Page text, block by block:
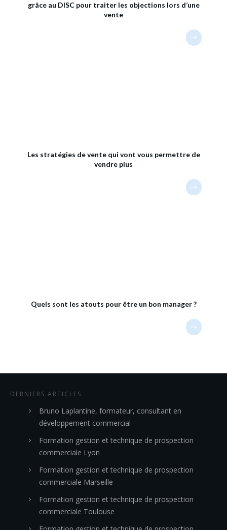
grâce au DISC pour traiter les objections lors d’une
vente
Les stratégies de vente qui vont vous permettre de
vendre plus
Quels sont les atouts pour être un bon manager ?
DERNIERS ARTICLES
Bruno Laplantine, formateur, consultant en
développement commercial
Formation gestion et technique de prospection
commerciale Lyon
Formation gestion et technique de prospection
commerciale Marseille
Formation gestion et technique de prospection
commerciale Toulouse